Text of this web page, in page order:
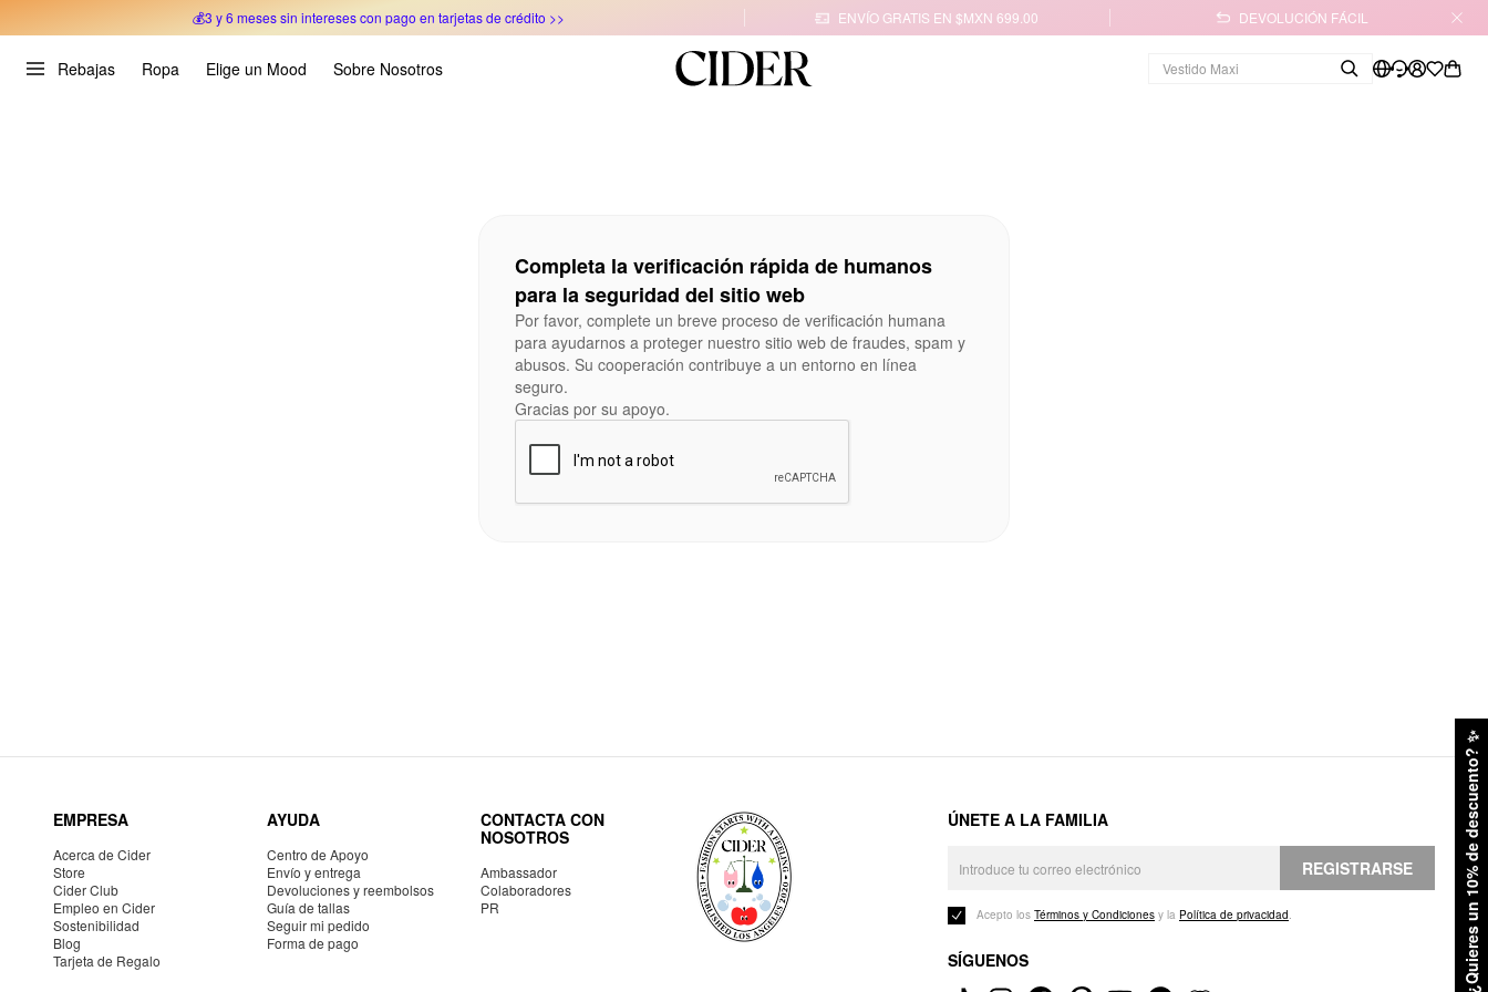
💰3 y 6 meses sin intereses con pago en tarjetas de crédito >>
ENVÍO GRATIS EN $MXN 699.00 DEVOLUCIÓN FÁCIL
Rebajas Ropa Elige un Mood Sobre Nosotros
¿Quieres un 10% de descuento?
✨
Completa la verificación rápida de humanos
para la seguridad del sitio web
Por favor, complete un breve proceso de verificación humana
para ayudarnos a proteger nuestro sitio web de fraudes, spam y
abusos. Su cooperación contribuye a un entorno en línea
seguro.
Gracias por su apoyo.
EMPRESA
Acerca de Cider
Store
Cider Club
Empleo en Cider
Sostenibilidad
Blog
Tarjeta de Regalo
AYUDA
Centro de Apoyo
Envío y entrega
Devoluciones y reembolsos
Guía de tallas
Seguir mi pedido
Forma de pago
CONTACTA CON
NOSOTROS
Ambassador
Colaboradores
PR
ÚNETE A LA FAMILIA
REGISTRARSE
Acepto los Términos y Condiciones y la Política de privacidad.
SÍGUENOS